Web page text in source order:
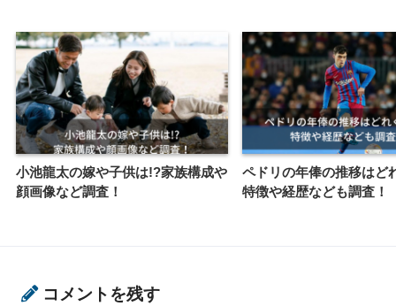
小池龍太の嫁や子供は!?家族構成や
顔画像など調査！
ペドリの年俸の推移はど
特徴や経歴なども調査！
コメントを残す